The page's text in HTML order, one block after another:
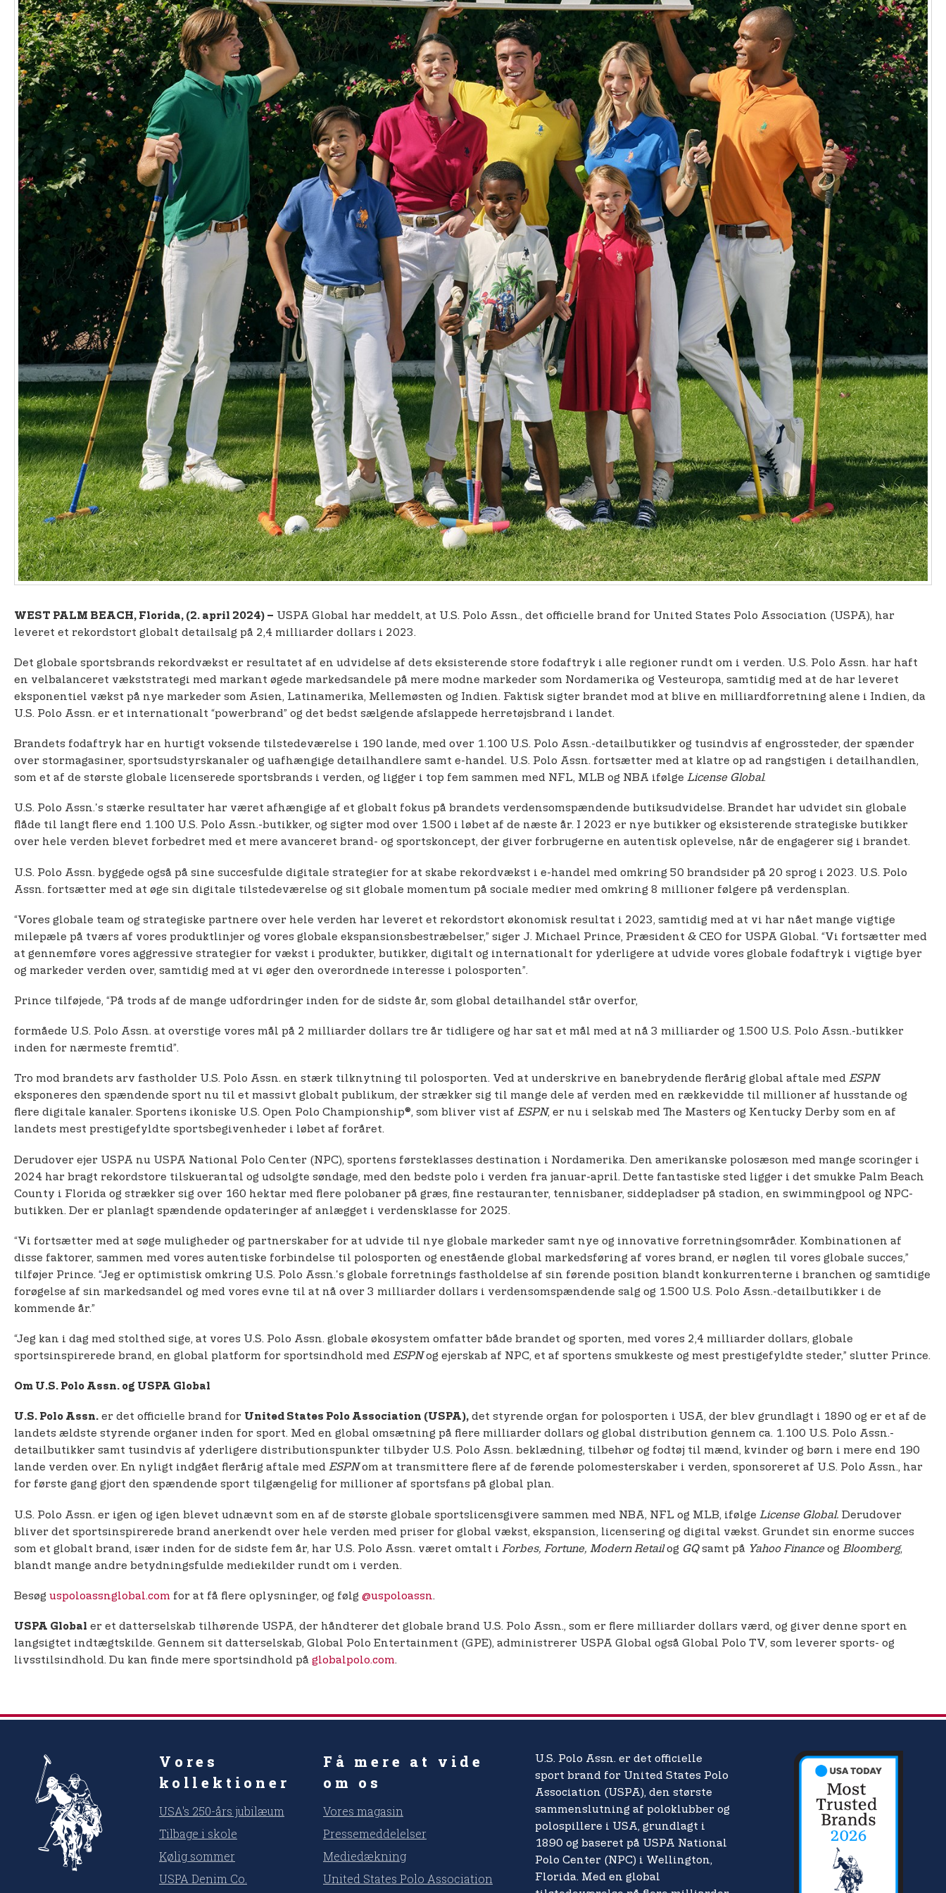
WEST PALM BEACH, Florida, (2. april 2024) – USPA Global har meddelt, at U.S. Polo Assn., det officielle brand for United States Polo Association (USPA), har
leveret et rekordstort globalt detailsalg på 2,4 milliarder dollars i 2023.
Det globale sportsbrands rekordvækst er resultatet af en udvidelse af dets eksisterende store fodaftryk i alle regioner rundt om i verden. U.S. Polo Assn. har haft
en velbalanceret vækststrategi med markant øgede markedsandele på mere modne markeder som Nordamerika og Vesteuropa, samtidig med at de har leveret
eksponentiel vækst på nye markeder som Asien, Latinamerika, Mellemøsten og Indien. Faktisk sigter brandet mod at blive en milliardforretning alene i Indien, da
U.S. Polo Assn. er et internationalt “powerbrand” og det bedst sælgende afslappede herretøjsbrand i landet.
Brandets fodaftryk har en hurtigt voksende tilstedeværelse i 190 lande, med over 1.100 U.S. Polo Assn.-detailbutikker og tusindvis af engrossteder, der spænder
over stormagasiner, sportsudstyrskanaler og uafhængige detailhandlere samt e-handel. U.S. Polo Assn. fortsætter med at klatre op ad rangstigen i detailhandlen,
som et af de største globale licenserede sportsbrands i verden, og ligger i top fem sammen med NFL, MLB og NBA ifølge License Global.
U.S. Polo Assn.'s stærke resultater har været afhængige af et globalt fokus på brandets verdensomspændende butiksudvidelse. Brandet har udvidet sin globale
flåde til langt flere end 1.100 U.S. Polo Assn.-butikker, og sigter mod over 1.500 i løbet af de næste år. I 2023 er nye butikker og eksisterende strategiske butikker
over hele verden blevet forbedret med et mere avanceret brand- og sportskoncept, der giver forbrugerne en autentisk oplevelse, når de engagerer sig i brandet.
U.S. Polo Assn. byggede også på sine succesfulde digitale strategier for at skabe rekordvækst i e-handel med omkring 50 brandsider på 20 sprog i 2023. U.S. Polo
Assn. fortsætter med at øge sin digitale tilstedeværelse og sit globale momentum på sociale medier med omkring 8 millioner følgere på verdensplan.
“Vores globale team og strategiske partnere over hele verden har leveret et rekordstort økonomisk resultat i 2023, samtidig med at vi har nået mange vigtige
milepæle på tværs af vores produktlinjer og vores globale ekspansionsbestræbelser,” siger J. Michael Prince, Præsident & CEO for USPA Global. “Vi fortsætter med
at gennemføre vores aggressive strategier for vækst i produkter, butikker, digitalt og internationalt for yderligere at udvide vores globale fodaftryk i vigtige byer
og markeder verden over, samtidig med at vi øger den overordnede interesse i polosporten”.
Prince tilføjede, “På trods af de mange udfordringer inden for de sidste år, som global detailhandel står overfor,
formåede U.S. Polo Assn. at overstige vores mål på 2 milliarder dollars tre år tidligere og har sat et mål med at nå 3 milliarder og 1.500 U.S. Polo Assn.-butikker
inden for nærmeste fremtid”.
Tro mod brandets arv fastholder U.S. Polo Assn. en stærk tilknytning til polosporten. Ved at underskrive en banebrydende flerårig global aftale med ESPN
eksponeres den spændende sport nu til et massivt globalt publikum, der strækker sig til mange dele af verden med en rækkevidde til millioner af husstande og
flere digitale kanaler. Sportens ikoniske U.S. Open Polo Championship®, som bliver vist af ESPN, er nu i selskab med The Masters og Kentucky Derby som en af
landets mest prestigefyldte sportsbegivenheder i løbet af foråret.
Derudover ejer USPA nu USPA National Polo Center (NPC), sportens førsteklasses destination i Nordamerika. Den amerikanske polosæson med mange scoringer i
2024 har bragt rekordstore tilskuerantal og udsolgte søndage, med den bedste polo i verden fra januar-april. Dette fantastiske sted ligger i det smukke Palm Beach
County i Florida og strækker sig over 160 hektar med flere polobaner på græs, fine restauranter, tennisbaner, siddepladser på stadion, en swimmingpool og NPC-
butikken. Der er planlagt spændende opdateringer af anlægget i verdensklasse for 2025.
“Vi fortsætter med at søge muligheder og partnerskaber for at udvide til nye globale markeder samt nye og innovative forretningsområder. Kombinationen af
disse faktorer, sammen med vores autentiske forbindelse til polosporten og enestående global markedsføring af vores brand, er nøglen til vores globale succes,”
tilføjer Prince. “Jeg er optimistisk omkring U.S. Polo Assn.'s globale forretnings fastholdelse af sin førende position blandt konkurrenterne i branchen og samtidige
forøgelse af sin markedsandel og med vores evne til at nå over 3 milliarder dollars i verdensomspændende salg og 1.500 U.S. Polo Assn.-detailbutikker i de
kommende år.”
“Jeg kan i dag med stolthed sige, at vores U.S. Polo Assn. globale økosystem omfatter både brandet og sporten, med vores 2,4 milliarder dollars, globale
sportsinspirerede brand, en global platform for sportsindhold med ESPNog ejerskab af NPC, et af sportens smukkeste og mest prestigefyldte steder,” slutter Prince.
Om U.S. Polo Assn. og USPA Global
U.S. Polo Assn. er det officielle brand for United States Polo Association (USPA), det styrende organ for polosporten i USA, der blev grundlagt i 1890 og er et af de
landets ældste styrende organer inden for sport. Med en global omsætning på flere milliarder dollars og global distribution gennem ca. 1.100 U.S. Polo Assn.-
detailbutikker samt tusindvis af yderligere distributionspunkter tilbyder U.S. Polo Assn. beklædning, tilbehør og fodtøj til mænd, kvinder og børn i mere end 190
lande verden over. En nyligt indgået flerårig aftale med ESPNom at transmittere flere af de førende polomesterskaber i verden, sponsoreret af U.S. Polo Assn., har
for første gang gjort den spændende sport tilgængelig for millioner af sportsfans på global plan.
U.S. Polo Assn. er igen og igen blevet udnævnt som en af de største globale sportslicensgivere sammen med NBA, NFL og MLB, ifølge License Global. Derudover
bliver det sportsinspirerede brand anerkendt over hele verden med priser for global vækst, ekspansion, licensering og digital vækst. Grundet sin enorme succes
som et globalt brand, især inden for de sidste fem år, har U.S. Polo Assn. været omtalt i Forbes, Fortune, Modern Retailog GQsamt på Yahoo Financeog Bloomberg,
blandt mange andre betydningsfulde mediekilder rundt om i verden.
Besøg uspoloassnglobal.com for at få flere oplysninger, og følg @uspoloassn.
USPA Global er et datterselskab tilhørende USPA, der håndterer det globale brand U.S. Polo Assn., som er flere milliarder dollars værd, og giver denne sport en
langsigtet indtægtskilde. Gennem sit datterselskab, Global Polo Entertainment (GPE), administrerer USPA Global også Global Polo TV, som leverer sports- og
livsstilsindhold. Du kan finde mere sportsindhold på globalpolo.com.
Vores
kollektioner
USA's 250-års jubilæum
Tilbage i skole
Kølig sommer
USPA Denim Co.
Få mere at vide
om os
Vores magasin
Pressemeddelelser
Mediedækning
United States Polo Association
U.S. Polo Assn. er det officielle
sport brand for United States Polo
Association (USPA), den største
sammenslutning af poloklubber og
polospillere i USA, grundlagt i
1890 og baseret på USPA National
Polo Center (NPC) i Wellington,
Florida. Med en global